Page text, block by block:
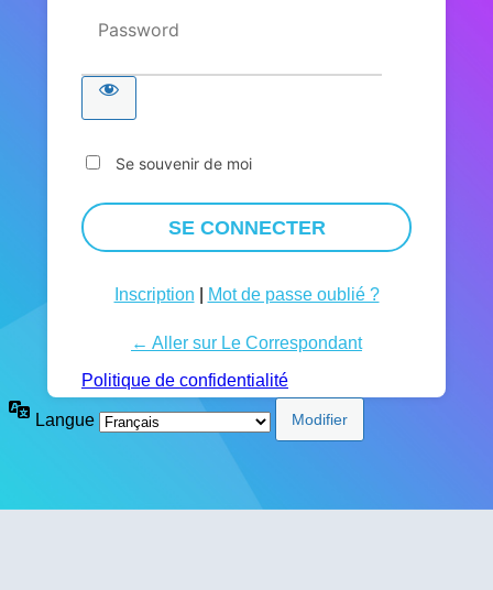
Se souvenir de moi
Inscription Mot de passe oublié ?
← Aller sur Le Correspondant
Politique de confidentialité
Langue